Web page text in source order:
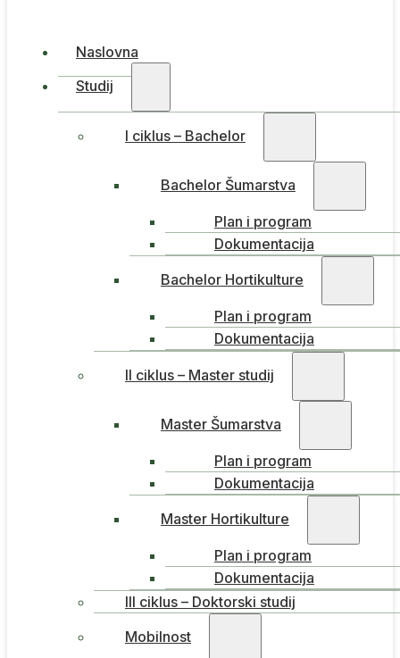
Naslovna
Studij
I ciklus – Bachelor
Bachelor Šumarstva
Plan i program
Dokumentacija
Bachelor Hortikulture
Plan i program
Dokumentacija
II ciklus – Master studij
Master Šumarstva
Plan i program
Dokumentacija
Master Hortikulture
Plan i program
Dokumentacija
III ciklus – Doktorski studij
Mobilnost